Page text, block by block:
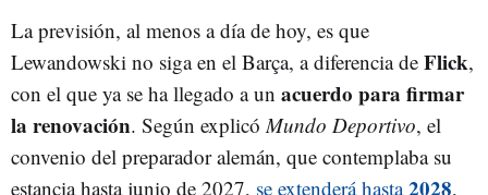
La previsión, al menos a día de hoy, es que
Lewandowski no siga en el Barça, a diferencia de Flick,
con el que ya se ha llegado a un acuerdo para firmar
la renovación. Según explicó Mundo Deportivo, el
convenio del preparador alemán, que contemplaba su
estancia hasta junio de 2027, se extenderá hasta2028,